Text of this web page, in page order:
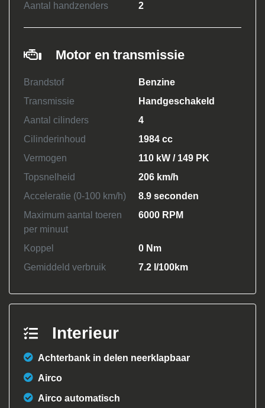
Aantal handzenders
2
Motor en transmissie
Brandstof
Benzine
Transmissie
Handgeschakeld
Aantal cilinders
4
Cilinderinhoud
1984 cc
Vermogen
110 kW / 149 PK
Topsnelheid
206 km/h
Acceleratie (0-100 km/h)
8.9 seconden
Maximum aantal toeren
per minuut
6000 RPM
Koppel
0 Nm
Gemiddeld verbruik
7.2 l/100km
Interieur
Achterbank in delen neerklapbaar
Airco
Airco automatisch